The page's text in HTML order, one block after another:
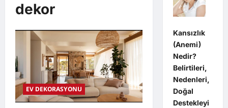
dekor
EV DEKORASYONU
Kansızlık
(Anemi)
Nedir?
Belirtileri,
Nedenleri,
Doğal
Destekleyi